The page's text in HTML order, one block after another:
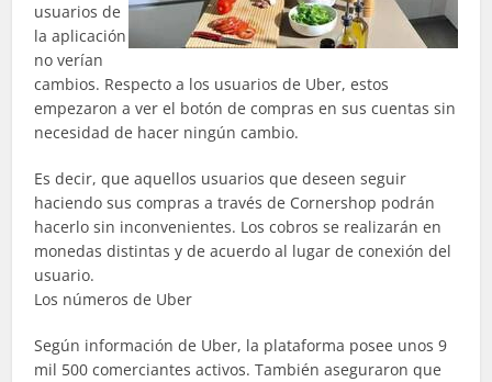
usuarios de
la aplicación
no verían
cambios. Respecto a los usuarios de Uber, estos
empezaron a ver el botón de compras en sus cuentas sin
necesidad de hacer ningún cambio.
Es decir, que aquellos usuarios que deseen seguir
haciendo sus compras a través de Cornershop podrán
hacerlo sin inconvenientes. Los cobros se realizarán en
monedas distintas y de acuerdo al lugar de conexión del
usuario.
Los números de Uber
Según información de Uber, la plataforma posee unos 9
mil 500 comerciantes activos. También aseguraron que